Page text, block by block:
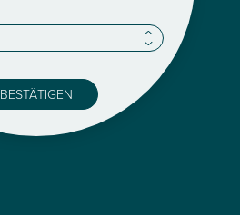
BESTÄTIGEN